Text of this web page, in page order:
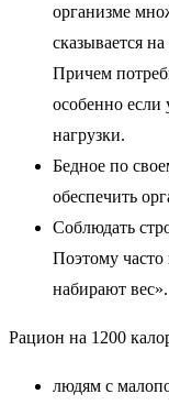
организме
сказывается
Причем
особенно если
нагрузки.
Бедное по
обеспечить
Соблюдать
Поэтому часто
набирают вес».
Рацион на 1200
людям с